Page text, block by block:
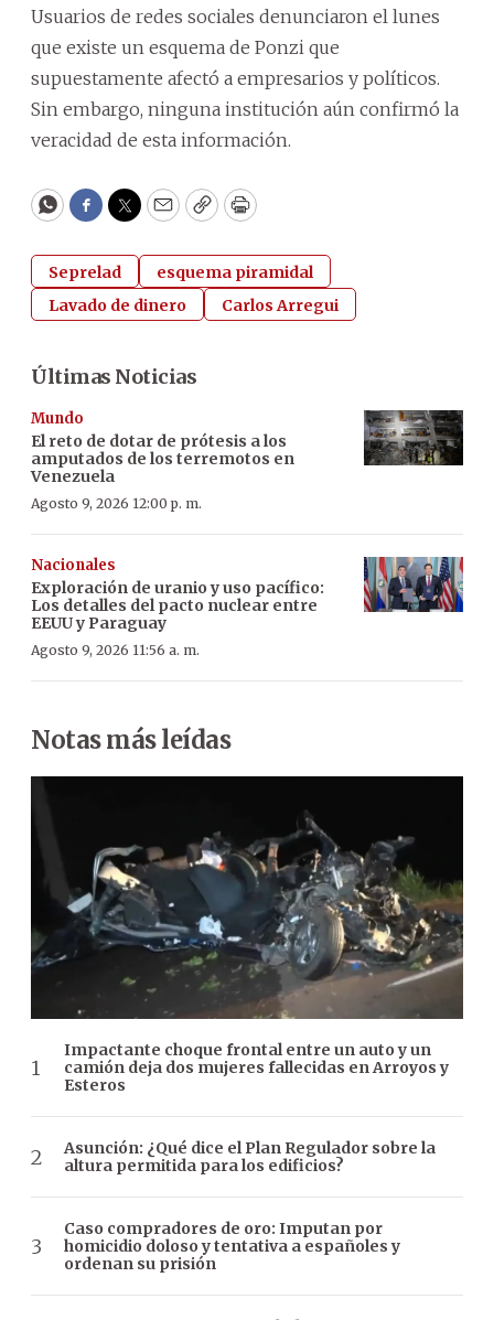
Usuarios de redes sociales denunciaron el lunes
que existe un esquema de Ponzi que
supuestamente afectó a empresarios y políticos.
Sin embargo, ninguna institución aún confirmó la
veracidad de esta información.
WhatsApp
Facebook
Twitter
EmailCopyPrint
Seprelad
esquema piramidal
Lavado de dinero
Carlos Arregui
Últimas Noticias
Mundo
El reto de dotar de prótesis a los
amputados de los terremotos en
Venezuela
Agosto 9, 2026 12:00 p. m.
Nacionales
Exploración de uranio y uso pacífico:
Los detalles del pacto nuclear entre
EEUU y Paraguay
Agosto 9, 2026 11:56 a. m.
Notas más leídas
Impactante choque frontal entre un auto y un
camión deja dos mujeres fallecidas en Arroyos y
Esteros
Asunción: ¿Qué dice el Plan Regulador sobre la
altura permitida para los edificios?
Caso compradores de oro: Imputan por
homicidio doloso y tentativa a españoles y
ordenan su prisión